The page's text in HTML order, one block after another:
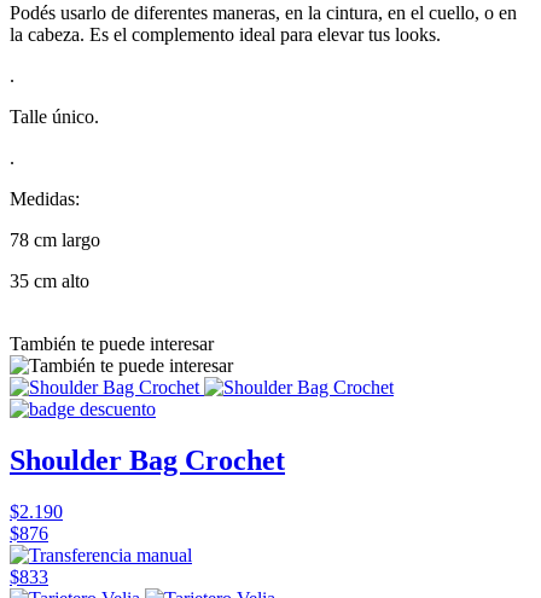
Podés usarlo de diferentes maneras, en la cintura, en el cuello, o en
la cabeza. Es el complemento ideal para elevar tus looks.
.
Talle único.
.
Medidas:
78 cm largo
35 cm alto
También te puede interesar
Shoulder Bag Crochet
$2.190
$876
$833